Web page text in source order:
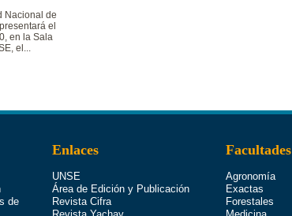
Nacional de
el
en la Sala
el...
de
Enlaces
UNSE
Área de Edición y Publicación
Revista Cifra
Facultades
Agronomía
Exactas
Forestales